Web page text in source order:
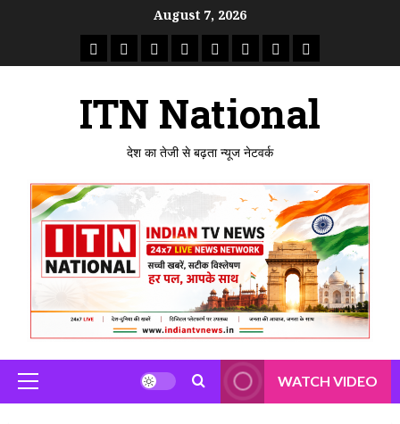
August 7, 2026
राष्ट्रीयताजा
उत्तर
मध्य
राजस्थान
पंजाब गुजरातमहाराष्ट्र
ITN National
देश का तेजी से बढ़ता न्यूज नेटवर्क
Primary
Menu
WATCH VIDEO